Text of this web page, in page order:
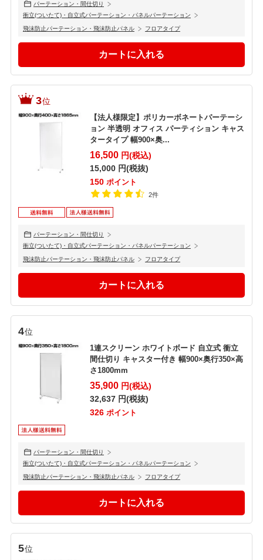
パーテーション・間仕切り
衝立(ついたて)・自立式パーテーション・パネルパーテーション
飛沫防止パーテーション・飛沫防止パネル フロアタイプ
3位
【法人様限定】ポリカーボネートパーテーシ
ョン 半透明 オフィス パーティション キャス
タータイプ 幅900×奥...
16,500円(税込)
15,000円(税抜)
150 ポイント
2件
パーテーション・間仕切り
衝立(ついたて)・自立式パーテーション・パネルパーテーション
飛沫防止パーテーション・飛沫防止パネル フロアタイプ
4位
1連スクリーン ホワイトボード 自立式 衝立
間仕切り キャスター付き 幅900×奥行350×高
さ1800mm
35,900円(税込)
32,637円(税抜)
326 ポイント
パーテーション・間仕切り
衝立(ついたて)・自立式パーテーション・パネルパーテーション
飛沫防止パーテーション・飛沫防止パネル フロアタイプ
5位